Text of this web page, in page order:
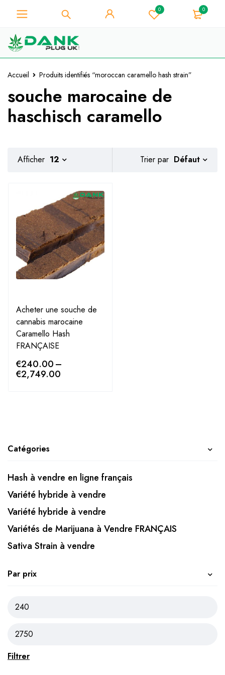
0 0
Accueil Produits identifiés “moroccan caramello hash strain”
souche marocaine de
haschisch caramello
Catégories
Hash à vendre en ligne français
Variété hybride à vendre
Variété hybride à vendre
Variétés de Marijuana à Vendre FRANÇAIS
Sativa Strain à vendre
Par prix
Filtrer
Trier par Défaut
Afficher 12
Acheter une souche de
cannabis marocaine
Caramello Hash
FRANÇAISE
€240.00–
€2,749.00
Pour les amateurs d'herbe -
Obtenez une remise instantanée de
10% sur chaque achat - Code de
coupon "WELCOME10".